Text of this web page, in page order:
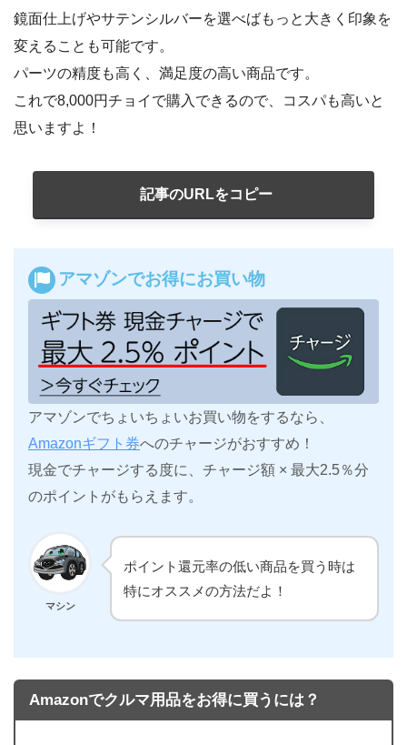
鏡面仕上げやサテンシルバーを選べばもっと大きく印象を
変えることも可能です。
パーツの精度も高く、満足度の高い商品です。
これで8,000円チョイで購入できるので、コスパも高いと
思いますよ！
記事のURLをコピー
アマゾンでお得にお買い物
アマゾンでちょいちょいお買い物をするなら、
Amazonギフト券へのチャージがおすすめ！
現金でチャージする度に、チャージ額 × 最大2.5％分
のポイントがもらえます。
マシン
ポイント還元率の低い商品を買う時は
特にオススメの方法だよ！
Amazonでクルマ用品をお得に買うには？